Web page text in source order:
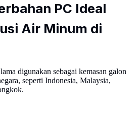
PC Ideal
Air Minum di
digunakan sebagai kemasan galon
seperti Indonesia, Malaysia,